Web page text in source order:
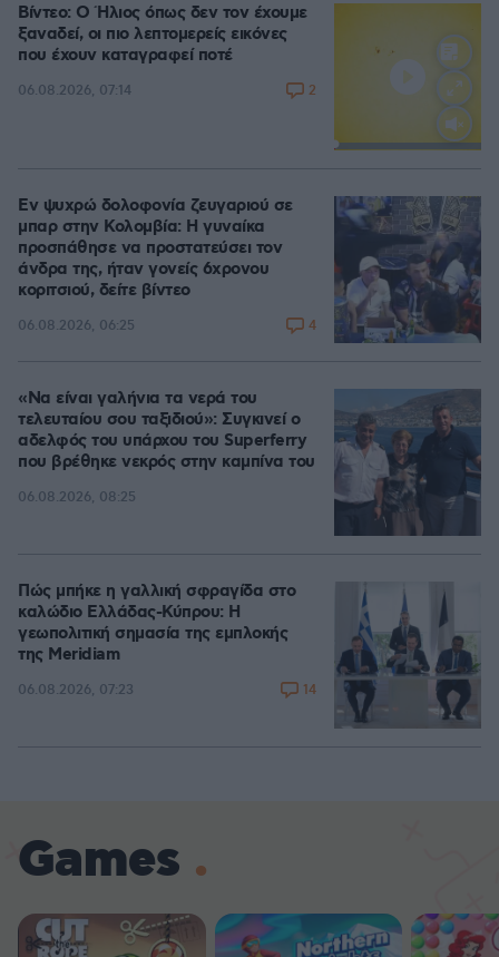
Loaded:
Βίντεο: Ο Ήλιος όπως δεν τον έχουμε
ξαναδεί, οι πιο λεπτομερείς εικόνες
που έχουν καταγραφεί ποτέ
06.08.2026, 07:14 2
Εν ψυχρώ δολοφονία ζευγαριού σε
μπαρ στην Κολομβία: Η γυναίκα
προσπάθησε να προστατεύσει τον
άνδρα της, ήταν γονείς 6χρονου
κοριτσιού, δείτε βίντεο
06.08.2026, 06:25 4
«Να είναι γαλήνια τα νερά του
τελευταίου σου ταξιδιού»: Συγκινεί ο
αδελφός του υπάρχου του Superferry
που βρέθηκε νεκρός στην καμπίνα του
06.08.2026, 08:25
Πώς μπήκε η γαλλική σφραγίδα στο
καλώδιο Ελλάδας-Κύπρου: Η
γεωπολιτική σημασία της εμπλοκής
της Meridiam
06.08.2026, 07:23 14
Games